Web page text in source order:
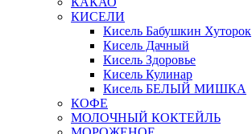
КИСЕЛИ
Кисель Бабушкин Хуторок
Кисель Дачный
Кисель Здоровье
Кисель Кулинар
Кисель БЕЛЫЙ МИШКА
КОФЕ
МОЛОЧНЫЙ КОКТЕЙЛЬ